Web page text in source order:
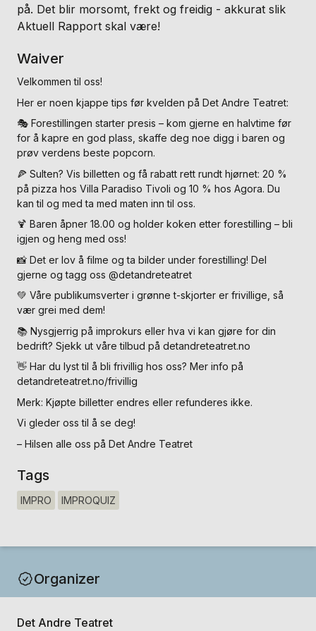
på. Det blir morsomt, frekt og freidig - akkurat slik
Aktuell Rapport skal være!
Waiver
Velkommen til oss!
Her er noen kjappe tips før kvelden på Det Andre Teatret:
🎭 Forestillingen starter presis – kom gjerne en halvtime før
for å kapre en god plass, skaffe deg noe digg i baren og
prøv verdens beste popcorn.
🍕 Sulten? Vis billetten og få rabatt rett rundt hjørnet: 20 %
på pizza hos Villa Paradiso Tivoli og 10 % hos Agora. Du
kan til og med ta med maten inn til oss.
🍹 Baren åpner 18.00 og holder koken etter forestilling – bli
igjen og heng med oss!
📸 Det er lov å filme og ta bilder under forestilling! Del
gjerne og tagg oss @detandreteatret
💚 Våre publikumsverter i grønne t-skjorter er frivillige, så
vær grei med dem!
📚 Nysgjerrig på improkurs eller hva vi kan gjøre for din
bedrift? Sjekk ut våre tilbud på detandreteatret.no
👋 Har du lyst til å bli frivillig hos oss? Mer info på
detandreteatret.no/frivillig
Merk: Kjøpte billetter endres eller refunderes ikke.
Vi gleder oss til å se deg!
– Hilsen alle oss på Det Andre Teatret
Tags
IMPRO IMPROQUIZ
Organizer
Det Andre Teatret